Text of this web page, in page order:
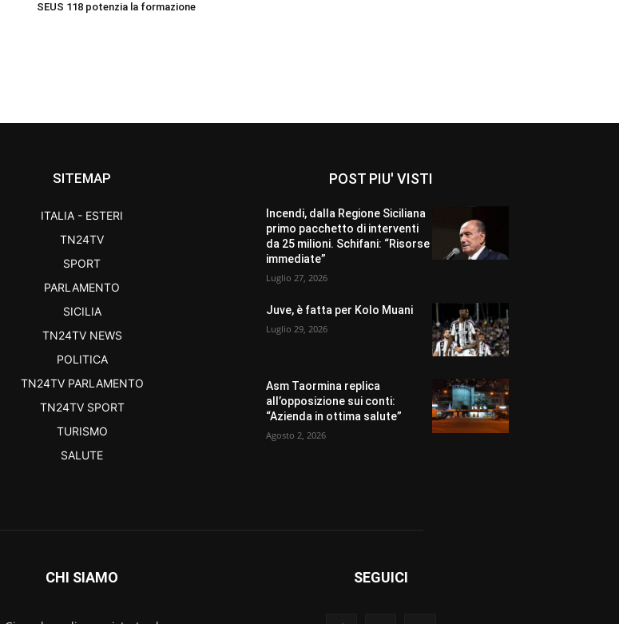
SEUS 118 potenzia la formazione
SITEMAP
ITALIA - ESTERI
TN24TV
SPORT
PARLAMENTO
SICILIA
TN24TV NEWS
POLITICA
TN24TV PARLAMENTO
TN24TV SPORT
TURISMO
SALUTE
POST PIU' VISTI
Incendi, dalla Regione Siciliana
primo pacchetto di interventi
da 25 milioni. Schifani: “Risorse
immediate”
Luglio 27, 2026
Juve, è fatta per Kolo Muani
Luglio 29, 2026
Asm Taormina replica
all’opposizione sui conti:
“Azienda in ottima salute”
Agosto 2, 2026
CHI SIAMO SEGUICI